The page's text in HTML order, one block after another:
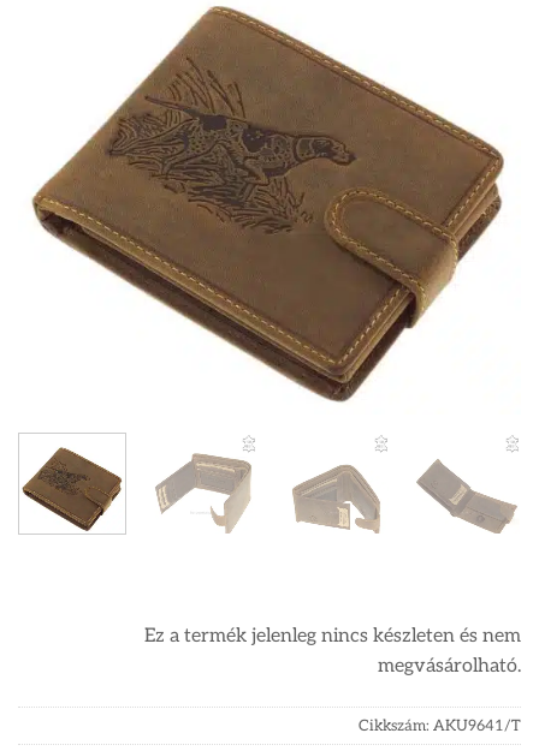
Ez a termék jelenleg nincs készleten és nem
megvásárolható.
Cikkszám: AKU9641/T